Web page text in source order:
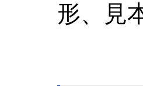
形、見